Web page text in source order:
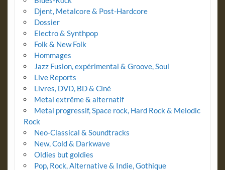
Djent, Metalcore & Post-Hardcore
Dossier
Electro & Synthpop
Folk & New Folk
Hommages
Jazz Fusion, expérimental & Groove, Soul
Live Reports
Livres, DVD, BD & Ciné
Metal extrême & alternatif
Metal progressif, Space rock, Hard Rock & Melodic
Rock
Neo-Classical & Soundtracks
New, Cold & Darkwave
Oldies but goldies
Pop, Rock, Alternative & Indie, Gothique